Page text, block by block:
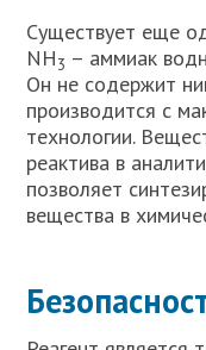
Существует еще
NH3 – аммиак
Он не содержит
производится с
технологии.
реактива в
позволяет
вещества в